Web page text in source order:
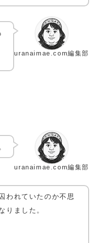
uranaimae.com編集部
uranaimae.com編集部
われていたのか不思
りました。